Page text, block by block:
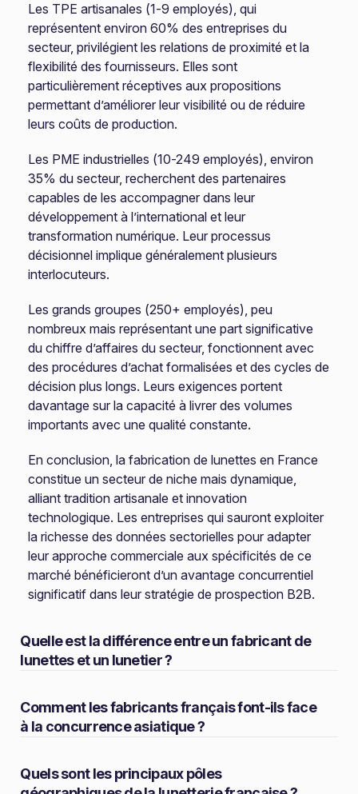
Les TPE artisanales (1-9 employés), qui
représentent environ 60% des entreprises du
secteur, privilégient les relations de proximité et la
flexibilité des fournisseurs. Elles sont
particulièrement réceptives aux propositions
permettant d’améliorer leur visibilité ou de réduire
leurs coûts de production.
Les PME industrielles (10-249 employés), environ
35% du secteur, recherchent des partenaires
capables de les accompagner dans leur
développement à l’international et leur
transformation numérique. Leur processus
décisionnel implique généralement plusieurs
interlocuteurs.
Les grands groupes (250+ employés), peu
nombreux mais représentant une part significative
du chiffre d’affaires du secteur, fonctionnent avec
des procédures d’achat formalisées et des cycles de
décision plus longs. Leurs exigences portent
davantage sur la capacité à livrer des volumes
importants avec une qualité constante.
En conclusion, la fabrication de lunettes en France
constitue un secteur de niche mais dynamique,
alliant tradition artisanale et innovation
technologique. Les entreprises qui sauront exploiter
la richesse des données sectorielles pour adapter
leur approche commerciale aux spécificités de ce
marché bénéficieront d’un avantage concurrentiel
significatif dans leur stratégie de prospection B2B.
Quelle est la différence entre un fabricant de
lunettes et un lunetier ?
Comment les fabricants français font-ils face
à la concurrence asiatique ?
Quels sont les principaux pôles